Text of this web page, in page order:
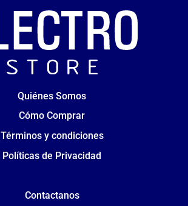
Quiénes Somos
Cómo Comprar
Términos y condiciones
Políticas de Privacidad
Contactanos